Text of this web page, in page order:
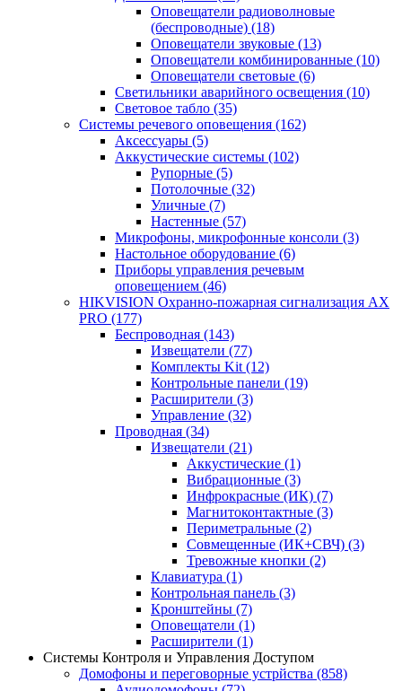
Оповещатели радиоволновые
(беспроводные) (18)
Оповещатели звуковые (13)
Оповещатели комбинированные (10)
Оповещатели световые (6)
Светильники аварийного освещения (10)
Световое табло (35)
Системы речевого оповещения (162)
Аксессуары (5)
Аккустические системы (102)
Рупорные (5)
Потолочные (32)
Уличные (7)
Настенные (57)
Микрофоны, микрофонные консоли (3)
Настольное оборудование (6)
Приборы управления речевым
оповещением (46)
HIKVISION Охранно-пожарная сигнализация AX
PRO (177)
Беспроводная (143)
Извещатели (77)
Комплекты Kit (12)
Контрольные панели (19)
Расширители (3)
Управление (32)
Проводная (34)
Извещатели (21)
Аккустические (1)
Вибрационные (3)
Инфрокрасные (ИК) (7)
Магнитоконтактные (3)
Периметральные (2)
Совмещенные (ИК+СВЧ) (3)
Тревожные кнопки (2)
Клавиатура (1)
Контрольная панель (3)
Кронштейны (7)
Оповещатели (1)
Расширители (1)
Системы Контроля и Управления Доступом
Домофоны и переговорные устрйства (858)